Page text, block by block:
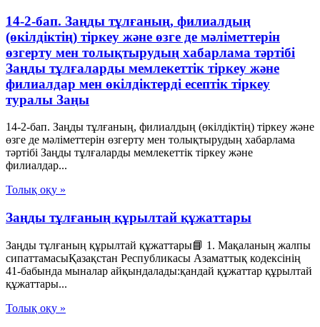
14-2-бап. Заңды тұлғаның, филиалдың
(өкілдіктің) тіркеу және өзге де мәліметтерін
өзгерту мен толықтырудың хабарлама тәртібі
Заңды тұлғаларды мемлекеттік тіркеу және
филиалдар мен өкілдіктерді есептік тіркеу
туралы Заңы
14-2-бап. Заңды тұлғаның, филиалдың (өкілдіктің) тіркеу және
өзге де мәліметтерін өзгерту мен толықтырудың хабарлама
тәртібі Заңды тұлғаларды мемлекеттік тіркеу және
филиалдар...
Толық оқу »
Заңды тұлғаның құрылтай құжаттары
Заңды тұлғаның құрылтай құжаттары📘 1. Мақаланың жалпы
сипаттамасыҚазақстан Республикасы Азаматтық кодексінің
41-бабында мыналар айқындалады:қандай құжаттар құрылтай
құжаттары...
Толық оқу »